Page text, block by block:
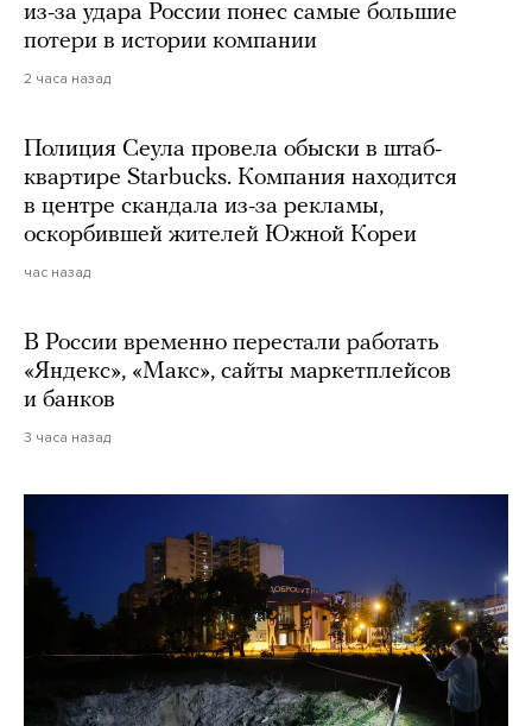
из-за удара России понес самые большие
потери в истории компании
2 часа назад
Полиция Сеула провела обыски в штаб-
квартире Starbucks. Компания находится
в центре скандала из-за рекламы,
оскорбившей жителей Южной Кореи
час назад
В России временно перестали работать
«Яндекс», «Макс», сайты маркетплейсов
и банков
3 часа назад